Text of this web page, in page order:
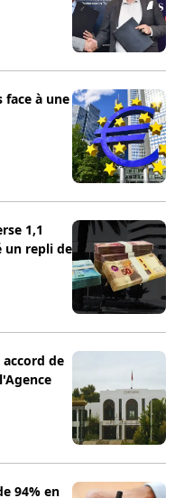
face à une
1,1
un repli de
de
94% en